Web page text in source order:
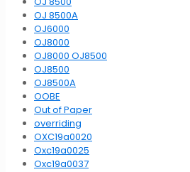
OJ 8500A
OJ6000
OJ8000
OJ8000 OJ8500
OJ8500
OJ8500A
OOBE
Out of Paper
overriding
OXC19a0020
Oxc19a0025
Oxc19a0037